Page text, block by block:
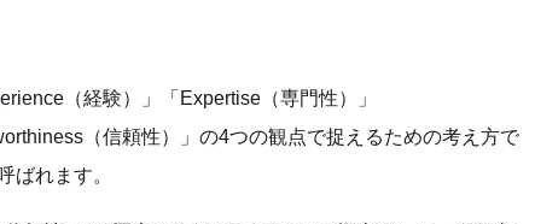
（経験）」「Expertise（専門性）」
（信頼性）」の4つの観点で捉えるための考え方で
ばれます。